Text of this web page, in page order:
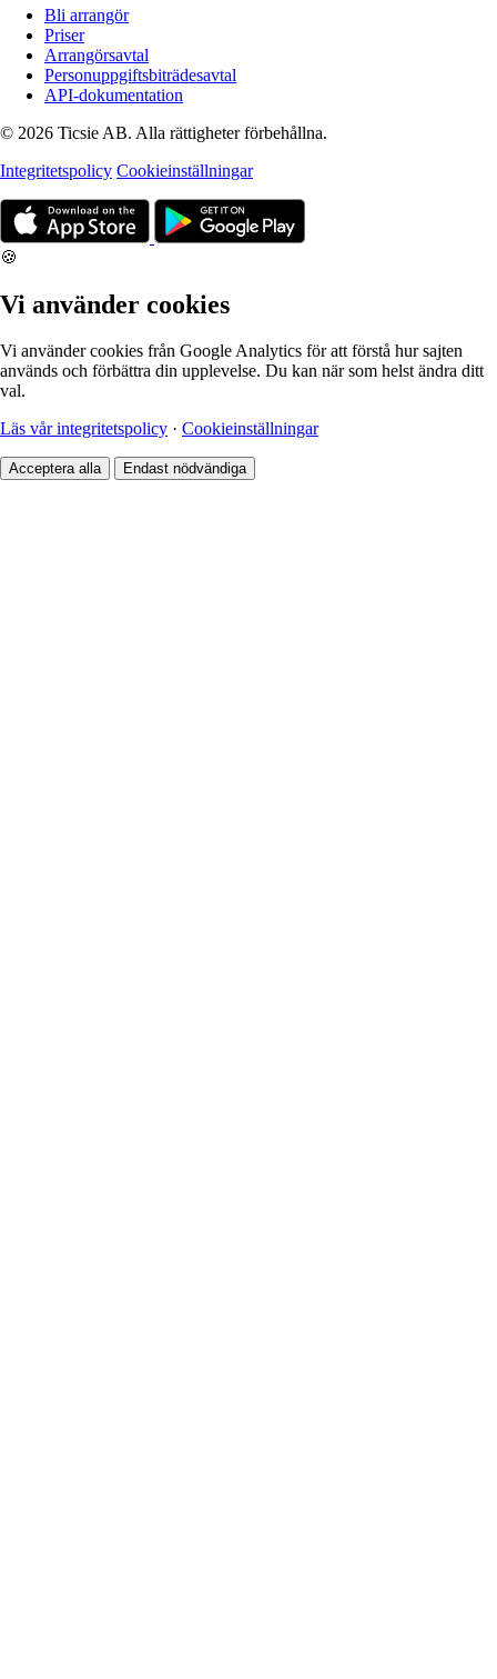
Bli arrangör
Priser
Arrangörsavtal
Personuppgiftsbiträdesavtal
API-dokumentation
© 2026 Ticsie AB. Alla rättigheter förbehållna.
Integritetspolicy Cookieinställningar
🍪
Vi använder cookies
Vi använder cookies från Google Analytics för att förstå hur sajten
används och förbättra din upplevelse. Du kan när som helst ändra ditt
val.
Läs vår integritetspolicy · Cookieinställningar
Acceptera alla Endast nödvändiga